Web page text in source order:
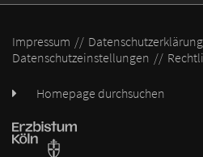
Impressum
Datenschutzerklärung
Datenschutzeinstellungen
Homepage durchsuchen